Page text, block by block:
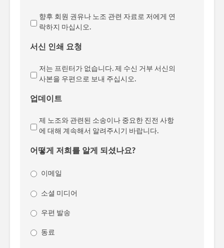
향후 회원 권유나 노조 관련 자료로 저에게 연
락하지 마십시오.
서신 인쇄 요청
저는 프린터가 없습니다. 제 수신 거부 서신의
사본을 우편으로 보내 주십시오.
업데이트
제 노조와 관련된 소송이나 중요한 진전 사항
에 대해 계속해서 알려주시기 바랍니다.
어떻게 저희를 알게 되셨나요?
이메일
소셜 미디어
우편 발송
동료